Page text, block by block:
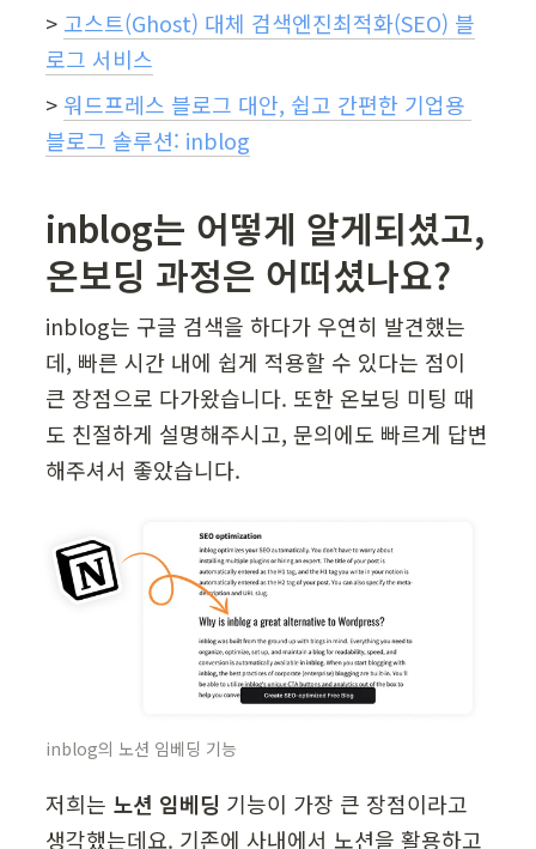
> 고스트(Ghost) 대체 검색엔진최적화(SEO) 블
로그 서비스
> 워드프레스 블로그 대안, 쉽고 간편한 기업용
블로그 솔루션: inblog
inblog는 어떻게 알게되셨고,
온보딩 과정은 어떠셨나요?
inblog는 구글 검색을 하다가 우연히 발견했는
데, 빠른 시간 내에 쉽게 적용할 수 있다는 점이
큰 장점으로 다가왔습니다. 또한 온보딩 미팅 때
도 친절하게 설명해주시고, 문의에도 빠르게 답변
해주셔서 좋았습니다.
inblog의 노션 임베딩 기능
저희는 노션 임베딩 기능이 가장 큰 장점이라고
생각했는데요. 기존에 사내에서 노션을 활용하고